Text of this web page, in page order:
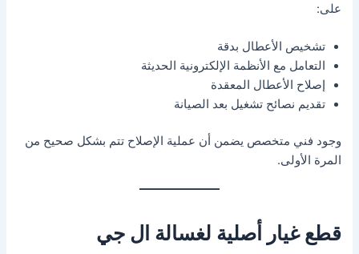
على:
تشخيص الأعطال بدقة
التعامل مع الأنظمة الإلكترونية الحديثة
إصلاح الأعطال المعقدة
تقديم نصائح تشغيل بعد الصيانة
وجود فني متخصص يضمن أن عملية الإصلاح تتم بشكل صحيح من
المرة الأولى.
قطع غيار أصلية لغسالة ال جي